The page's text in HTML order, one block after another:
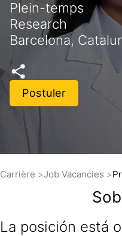
Plein-temps
Research
Barcelona,
Postuler
Carrière Job Vacancies
La posición está